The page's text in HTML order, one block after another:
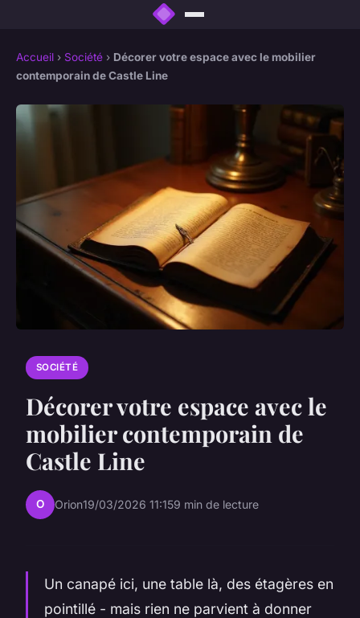
Accueil › Société › Décorer votre espace avec le mobilier
contemporain de Castle Line
SOCIÉTÉ
Décorer votre espace avec le
mobilier contemporain de
Castle Line
O Orion19/03/2026 11:159 min de lecture
Un canapé ici, une table là, des étagères en
pointillé - mais rien ne parvient à donner